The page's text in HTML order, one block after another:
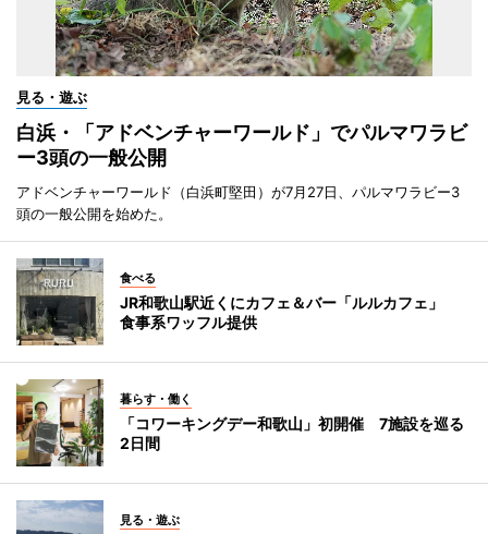
見る・遊ぶ
白浜・「アドベンチャーワールド」でパルマワラビ
ー3頭の一般公開
アドベンチャーワールド（白浜町堅田）が7月27日、パルマワラビー3
頭の一般公開を始めた。
食べる
JR和歌山駅近くにカフェ＆バー「ルルカフェ」
食事系ワッフル提供
暮らす・働く
「コワーキングデー和歌山」初開催 7施設を巡る
2日間
見る・遊ぶ